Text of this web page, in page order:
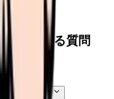
稿文コピー
よくある質問
すか？
？
ばよいですか？